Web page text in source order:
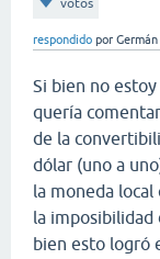
votos
respondido por Germán
Si bien no
quería
de la
dólar (uno a
la moneda local
la imposibilidad
bien esto logró